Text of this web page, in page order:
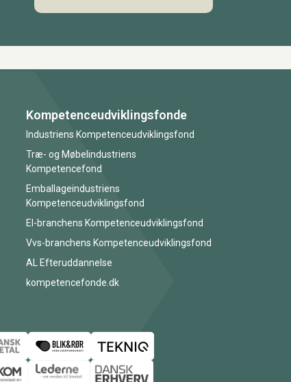
Kompetenceudviklingsfonde
Industriens Kompetenceudviklingsfond
Træ- og Møbelindustriens
Kompetencefond
Emballageindustriens
Kompetenceudviklingsfond
El-branchens Kompetenceudviklingsfond
Vvs-branchens Kompetenceudviklingsfond
AL Efteruddannelse
kompetencefonde.dk